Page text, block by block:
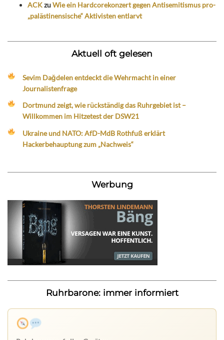
ACKzuWie ein Hardcorekonzert gegen Antisemitismus pro-
„palästinensische“ Aktivisten entlarvt
Aktuell oft gelesen
Sevim Dağdelen entdeckt die Wehrmacht in einer
Journalistenfrage
Dortmund zeigt, wie rückständig das Ruhrgebiet ist –
Willkommen im Hitzetest der DSW21
Ukraine und NATO: AfD-MdB Rothfuß erklärt
Hackerbehauptung zum „Nachweis“
Werbung
Ruhrbarone: immer informiert